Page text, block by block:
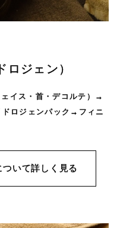
ジェン）
イス・首・デコルテ）→
ロジェンパック→フィニ
いて詳しく見る